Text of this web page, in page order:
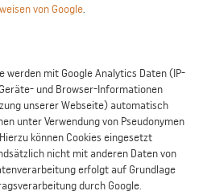
von Google.
werden mit Google Analytics Daten (IP-
und Browser-Informationen
unserer Webseite) automatisch
unter Verwendung von Pseudonymen
können Cookies eingesetzt
nicht mit anderen Daten von
erfolgt auf Grundlage
durch Google.